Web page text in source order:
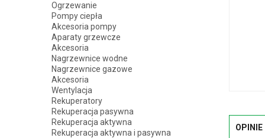
Ogrzewanie
Pompy ciepła
Akcesoria pompy
Aparaty grzewcze
Akcesoria
Nagrzewnice wodne
Nagrzewnice gazowe
Akcesoria
Wentylacja
Rekuperatory
Rekuperacja pasywna
Rekuperacja aktywna
Rekuperacja aktywna i pasywna
OPINIE